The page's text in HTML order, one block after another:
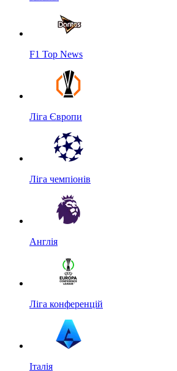
F1 Top News
Ліга Європи
Ліга чемпіонів
Англія
Ліга конференцій
Італія